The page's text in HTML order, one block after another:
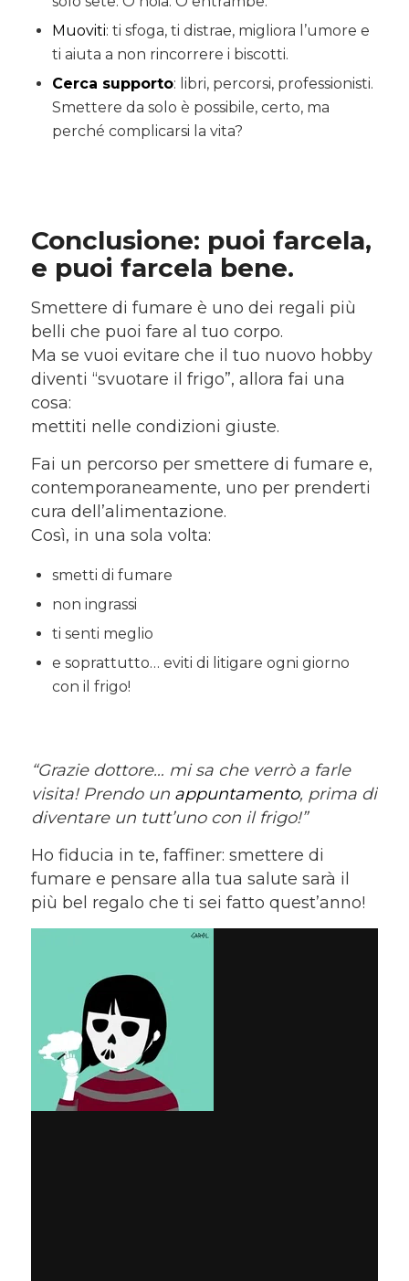
Muoviti: ti sfoga, ti distrae, migliora l’umore e
ti aiuta a non rincorrere i biscotti.
Cerca supporto: libri, percorsi, professionisti.
Smettere da solo è possibile, certo, ma
perché complicarsi la vita?
Conclusione: puoi farcela,
e puoi farcela bene.
Smettere di fumare è uno dei regali più
belli che puoi fare al tuo corpo.
Ma se vuoi evitare che il tuo nuovo hobby
diventi “svuotare il frigo”, allora fai una
cosa:
mettiti nelle condizioni giuste.
Fai un percorso per smettere di fumare e,
contemporaneamente, uno per prenderti
cura dell’alimentazione.
Così, in una sola volta:
smetti di fumare
non ingrassi
ti senti meglio
e soprattutto… eviti di litigare ogni giorno
con il frigo!
“Grazie dottore… mi sa che verrò a farle
visita! Prendo un appuntamento, prima di
diventare un tutt’uno con il frigo!”
Ho fiducia in te, faffiner: smettere di
fumare e pensare alla tua salute sarà il
più bel regalo che ti sei fatto quest’anno!